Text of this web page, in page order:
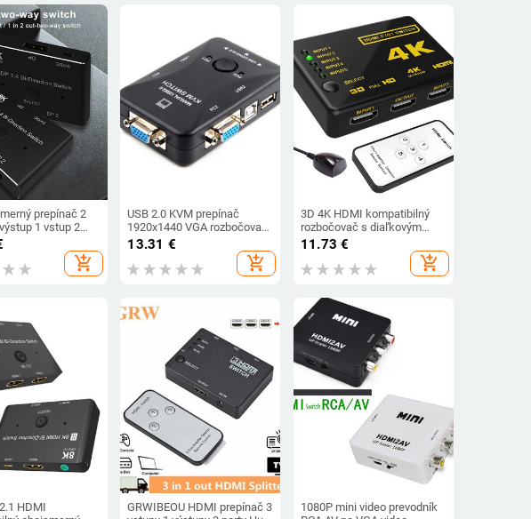
prepínač 2
1 vstup 2
1.4 obojsmerný
funkcia plug and
monitora
add_shopping_cart
USB 2.0 KVM prepínač
1920x1440 VGA rozbočovač
s 3 USB rozbočovačmi pre
klávesnicu, myš, monitor,
počítačový KVM prepínač
13.31 €
add_shopping_cart
3D 4K HDMI kompatibilný
rozbočovač s diaľkovým
ovládaním 5x1 MINI HDMI
rozbočovač s automatickým
prepínaním 5 vstupov a 1
11.73 €
add_shopping_cart
HDMI
GRWIBEOU HDMI prepínač 3
1080P mini video prevodník